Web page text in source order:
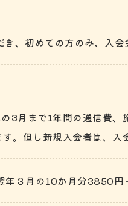
、初めての方のみ、入
3月まで1年間の通信費
。但し新規入会者は、入
３月の10か月分3850円